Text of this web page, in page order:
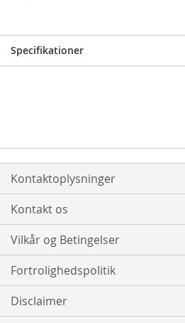
Specifikationer
Kontaktoplysninger
Kontakt os
Vilkår og Betingelser
Fortrolighedspolitik
Disclaimer